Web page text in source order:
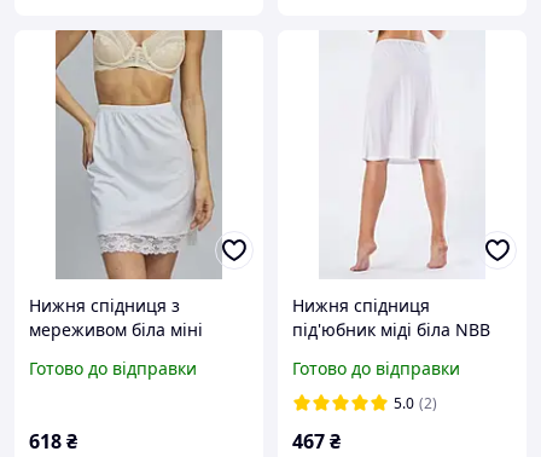
Нижня спідниця з
мереживом біла мiнi
Готово до відправки
618₴
Нижня спідниця
під'юбник міді біла NBB
Готово до відправки
5.0 (2)
467₴